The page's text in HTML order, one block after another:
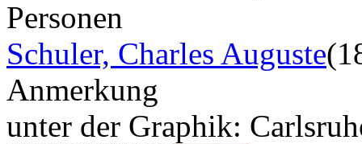
Personen
Schuler, Charles Auguste
Anmerkung
unter der Graphik: